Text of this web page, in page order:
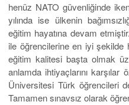
henüz NATO güvenliğinde
yılında ise ülkenin
eğitim hayatına devam
ile öğrencilerine en iyi şekilde
eğitim kalitesi başta olmak
anlamda ihtiyaçlarını
Üniversitesi Türk öğrencileri
Tamamen sınavsız olarak